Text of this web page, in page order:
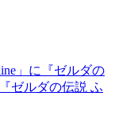
」に『ゼルダの
ゼルダの伝説 ふ